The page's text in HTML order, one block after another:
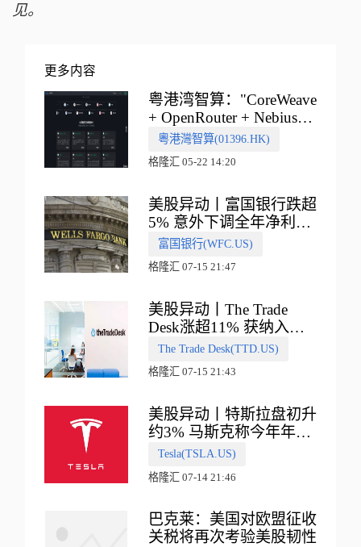
见。
更多内容
粤港湾智算："CoreWeave
+ OpenRouter + Nebius"
多向融合的中国智算新范
式
粵港灣智算(01396.HK)
格隆汇 05-22 14:20
美股异动丨富国银行跌超
5% 意外下调全年净利息
收入指引
富国银行(WFC.US)
格隆汇 07-15 21:47
美股异动丨The Trade
Desk涨超11% 获纳入标
普500指数
The Trade Desk(TTD.US)
格隆汇 07-15 21:43
美股异动丨特斯拉盘初升
约3% 马斯克称今年年底
会有‘史诗级震撼’的演示
Tesla(TSLA.US)
格隆汇 07-14 21:46
巴克莱：美国对欧盟征收
关税将再次考验美股韧性